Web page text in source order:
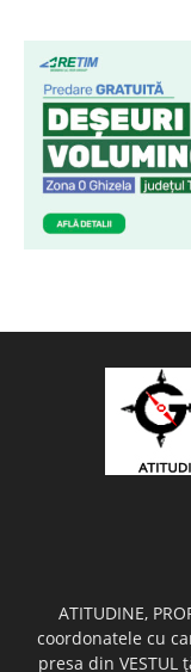
ATITUDINE,
coordonatele cu
presa din VESTUL